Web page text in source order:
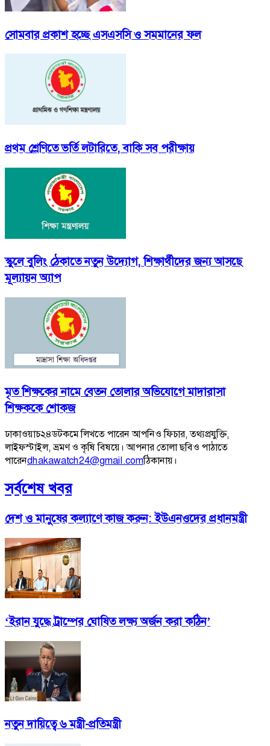
সোমবার প্রকাশ হচ্ছে এসএসসি ও সমমানের ফল
প্রথম শ্রেণিতে ভর্তি লটারিতে, বাকি সব পরীক্ষায়
স্কুলে বুলিং ঠেকাতে নতুন উদ্যোগ, শিক্ষার্থীদের জন্য আসছে
মূল্যায়ন অ্যাপ
মৃত শিক্ষকের নামে বেতন তোলার অভিযোগে মাদারাসা
শিক্ষককে শোকজ
ঢাকাওয়াচ২৪ডটকমে লিখতে পারেন আপনিও ফিচার, তথ্যপ্রযুক্তি,
লাইফস্টাইল, ভ্রমণ ও কৃষি বিষয়ে। আপনার তোলা ছবিও পাঠাতে
পারেনdhakawatch24@gmail.comঠিকানায়।
সর্বশেষ খবর
দেশ ও মানুষের কল্যাণে কাজ করুন: ইউএনওদের প্রধানমন্ত্রী
‘ইরান যুদ্ধে ট্রাম্পের ঘোষিত লক্ষ্য অর্জন করা কঠিন’
নতুন দায়িত্বে ৬ মন্ত্রী-প্রতিমন্ত্রী